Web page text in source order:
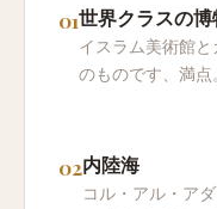
世界クラスの
イスラム美術館と
のものです、満点。
内陸海
コル・アル・ア